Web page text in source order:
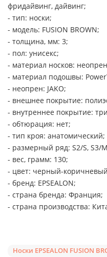
фридайвинг, дайвинг;
- тип: носки;
- модель: FUSION BROWN;
- толщина, мм: 3;
- пол: унисекс;
- материал носков:
- материал подошвы:
- неопрен: JAKO;
- внешнее покрытие:
- внутреннее покрытие:
- обтюрация: нет;
- тип кроя: анатомический;
- размерный ряд: S2/S, S3/
- вес, грамм: 130;
- цвет: черный-
- бренд: EPSEALON;
- страна бренда: Франция;
- страна производства:
Носки EPSEALON FUSION